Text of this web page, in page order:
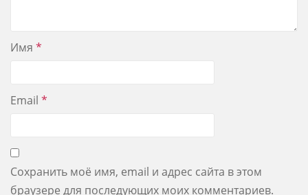
Имя *
Email *
Сохранить моё имя, email и адрес сайта в этом
браузере для последующих моих комментариев.